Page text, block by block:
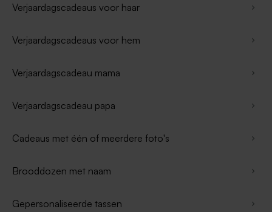
Verjaardagscadeaus voor haar
Verjaardagscadeaus voor hem
Verjaardagscadeau mama
Verjaardagscadeau papa
Cadeaus met één of meerdere foto's
Brooddozen met naam
Gepersonaliseerde tassen